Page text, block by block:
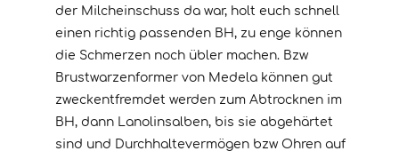
der Milcheinschuss da war, holt euch schnell
einen richtig passenden BH, zu enge können
die Schmerzen noch übler machen. Bzw
Brustwarzenformer von Medela können gut
zweckentfremdet werden zum Abtrocknen im
BH, dann Lanolinsalben, bis sie abgehärtet
sind und Durchhaltevermögen bzw Ohren auf